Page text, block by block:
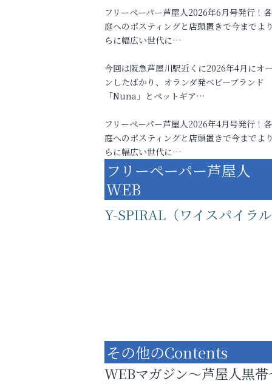
フリーペーパー芦屋人2026年6月号発行！
庭へのポスティングと店頭置きで今までよ
らに幅広い世代に…
今回は阪急芦屋川駅近くに2026年4月にオ
ンしたばかり、オランダ発ベビーブランド
「Nuna」とペットギア…
フリーペーパー芦屋人2026年4月号発行！
庭へのポスティングと店頭置きで今までよ
らに幅広い世代に…
フリーペーパー芦屋人
WEB
Y-SPIRAL（ワイスパイラル
その他のContents
WEBマガジン～芦屋人黒帯